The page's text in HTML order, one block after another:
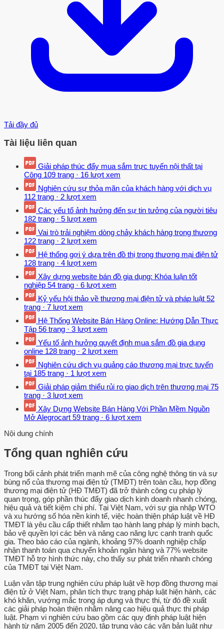
Tải đầy đủ
Tài liệu liên quan
Giải pháp thúc đẩy mua sắm trực tuyến nội thất tại
Công 109 trang · 16 lượt xem
Nghiên cứu sự thỏa mãn của khách hàng với dịch vụ
112 trang · 2 lượt xem
Các yếu tố ảnh hưởng đến sự tin tưởng của người tiêu
182 trang · 5 lượt xem
Vai trò trải nghiệm dòng chảy khách hàng trong thương
122 trang · 2 lượt xem
Hệ thống gợi ý dựa trên đồ thị trong thương mại điện tử
128 trang · 4 lượt xem
Xây dựng website bán đồ gia dụng: Khóa luận tốt
nghiệp 54 trang · 6 lượt xem
Kỷ yếu hội thảo về thương mại điện tử và pháp luật 52
trang · 7 lượt xem
Hệ Thống Website Bán Hàng Online: Hướng Dẫn Thực
Tập 56 trang · 3 lượt xem
Yếu tố ảnh hưởng quyết định mua sắm đồ gia dụng
online 128 trang · 2 lượt xem
Nghiên cứu dịch vụ quảng cáo thương mại trực tuyến
tại 185 trang · 1 lượt xem
Giải pháp giảm thiểu rủi ro giao dịch trên thương mại 75
trang · 3 lượt xem
Xây Dựng Website Bán Hàng Với Phần Mềm Nguồn
Mở Alegrocart 59 trang · 6 lượt xem
Nội dung chính
Tổng quan nghiên cứu
Trong bối cảnh phát triển mạnh mẽ của công nghệ thông tin và sự
bùng nổ của thương mại điện tử (TMĐT) trên toàn cầu, hợp đồng
thương mại điện tử (HĐ TMĐT) đã trở thành công cụ pháp lý
quan trọng, góp phần thúc đẩy giao dịch kinh doanh nhanh chóng,
hiệu quả và tiết kiệm chi phí. Tại Việt Nam, với sự gia nhập WTO
và xu hướng số hóa nền kinh tế, việc hoàn thiện pháp luật về HĐ
TMĐT là yêu cầu cấp thiết nhằm tạo hành lang pháp lý minh bạch,
bảo vệ quyền lợi các bên và nâng cao năng lực cạnh tranh quốc
gia. Theo báo cáo của ngành, khoảng 97% doanh nghiệp chấp
nhận thanh toán qua chuyển khoản ngân hàng và 77% website
TMĐT hỗ trợ hình thức này, cho thấy sự phát triển nhanh chóng
của TMĐT tại Việt Nam.
Luận văn tập trung nghiên cứu pháp luật về hợp đồng thương mại
điện tử ở Việt Nam, phân tích thực trạng pháp luật hiện hành, các
khó khăn, vướng mắc trong áp dụng và thực thi, từ đó đề xuất
các giải pháp hoàn thiện nhằm nâng cao hiệu quả thực thi pháp
luật. Phạm vi nghiên cứu bao gồm các quy định pháp luật hiện
hành từ năm 2005 đến 2020, tập trung vào các văn bản luật như